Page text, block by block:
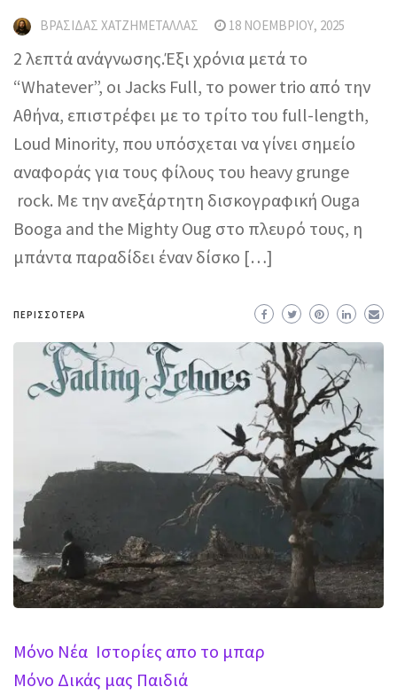
ΒΡΑΣΊΔΑΣ ΧΑΤΖΗΜΕΤΑΛΛΆΣ 18 ΝΟΕΜΒΡΊΟΥ, 2025
2 λεπτά ανάγνωσης.Έξι χρόνια μετά το
“Whatever”, οι Jacks Full, το power trio από την
Αθήνα, επιστρέφει με το τρίτο του full-length,
Loud Minority, που υπόσχεται να γίνει σημείο
αναφοράς για τους φίλους του heavy grunge
rock. Με την ανεξάρτητη δισκογραφική Ouga
Booga and the Mighty Oug στο πλευρό τους, η
μπάντα παραδίδει έναν δίσκο […]
ΠΕΡΙΣΣΌΤΕΡΑ
Mόνο Νέα Ιστορίες απο το μπαρ
Μόνο Δικάς μας Παιδιά